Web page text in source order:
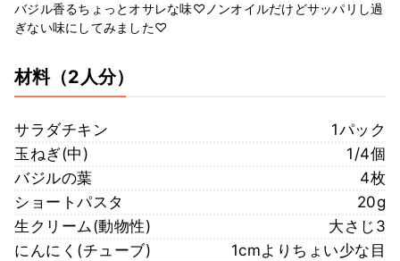
バジル香るちょっとオサレな味♡ノンオイルだけどサッパリし過
ぎない味にしてみました♡
材料（2人分）
サラダチキン
1パック
玉ねぎ(中)
1/4個
バジルの葉
4枚
ショートパスタ
20g
生クリーム(動物性)
大さじ3
にんにく(チューブ)
1cmよりちょい少な目